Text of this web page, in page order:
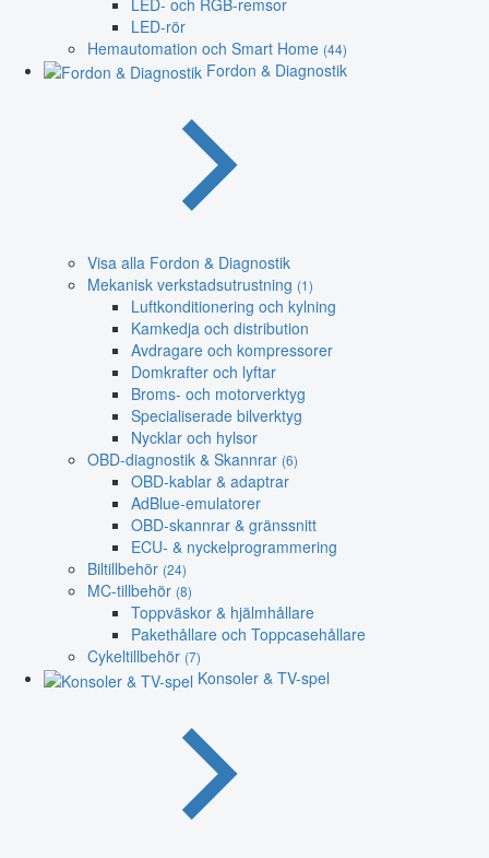
LED-rör
Hemautomation och Smart Home (44)
Fordon & Diagnostik
Visa alla Fordon & Diagnostik
Mekanisk verkstadsutrustning (1)
Luftkonditionering och kylning
Kamkedja och distribution
Avdragare och kompressorer
Domkrafter och lyftar
Broms- och motorverktyg
Specialiserade bilverktyg
Nycklar och hylsor
OBD-diagnostik & Skannrar (6)
OBD-kablar & adaptrar
AdBlue-emulatorer
OBD-skannrar & gränssnitt
ECU- & nyckelprogrammering
Biltillbehör (24)
MC-tillbehör (8)
Toppväskor & hjälmhållare
Pakethållare och Toppcasehållare
Cykeltillbehör (7)
Konsoler & TV-spel